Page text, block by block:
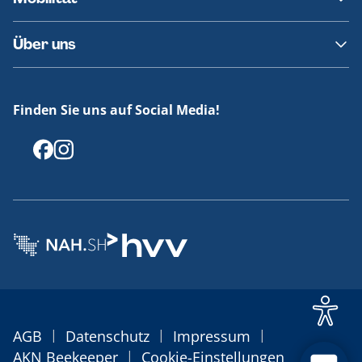
Fundsachen
Häufige Fragen
Barrierefreies Reisen
Erklärung Barrierefreiheit
Über uns
Offenlegungen
Finden Sie uns auf Social Media!
AGB | Datenschutz | Impressum |
AKN Beekeeper | Cookie-Einstellungen